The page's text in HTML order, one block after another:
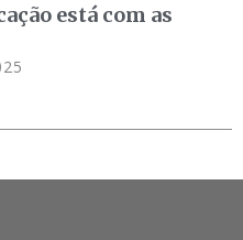
está com as